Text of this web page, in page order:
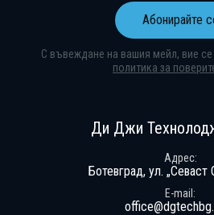
Ди Джи
Адрес
Ботевград, ул.
E-mail
Абонирайте
С въвеждане на вашия мейл, вие се
политика за